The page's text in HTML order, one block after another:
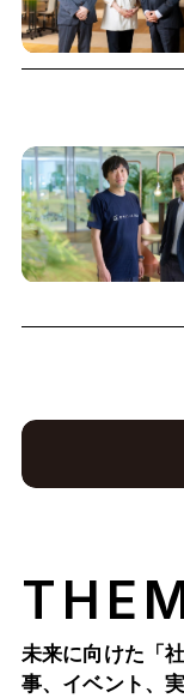
未来に向けた「
事、イベント、